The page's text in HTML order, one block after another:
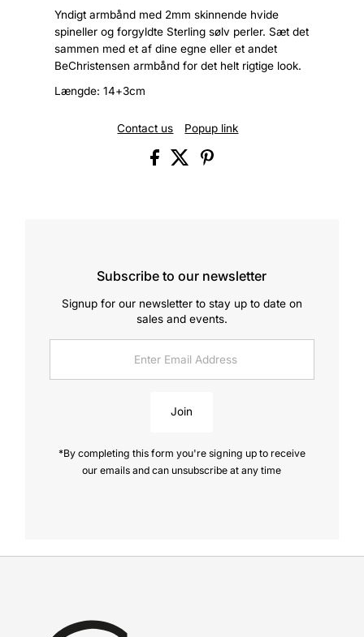
Yndigt armbånd med 2mm skinnende hvide
spineller og forgyldte Sterling sølv perler. Sæt det
sammen med et af dine egne eller et andet
BeChristensen armbånd for det helt rigtige look.
Længde: 14+3cm
Contact us Popup link
Subscribe to our newsletter
Signup for our newsletter to stay up to date on
sales and events.
Address
Join
*By completing this form you're signing up to receive
our emails and can unsubscribe at any time